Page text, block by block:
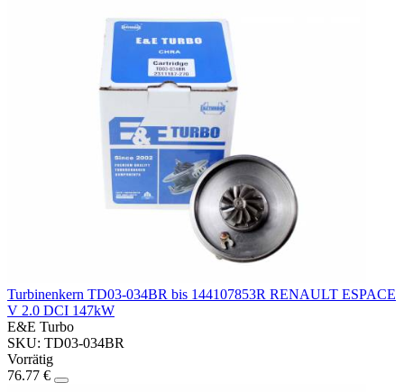
Turbinenkern TD03-034BR bis 144107853R RENAULT ESPACE
V 2.0 DCI 147kW
E&E Turbo
SKU: TD03-034BR
Vorrätig
76.77 €